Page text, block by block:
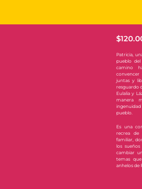
$
Patricia,
pueblo
camino
juntas y
resguardo
Eulalia y
manera
pueblo.
Es una
recrea de
familiar,
los
cambiar
temas
anhelos de